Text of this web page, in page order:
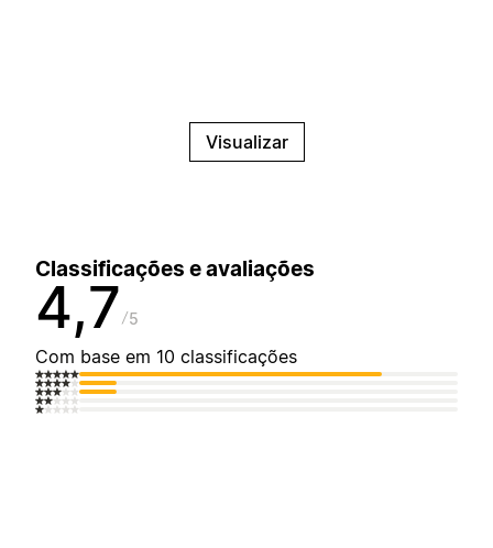
Visualizar
Classificações e avaliações
4,7 5
Com base em 10 classificações